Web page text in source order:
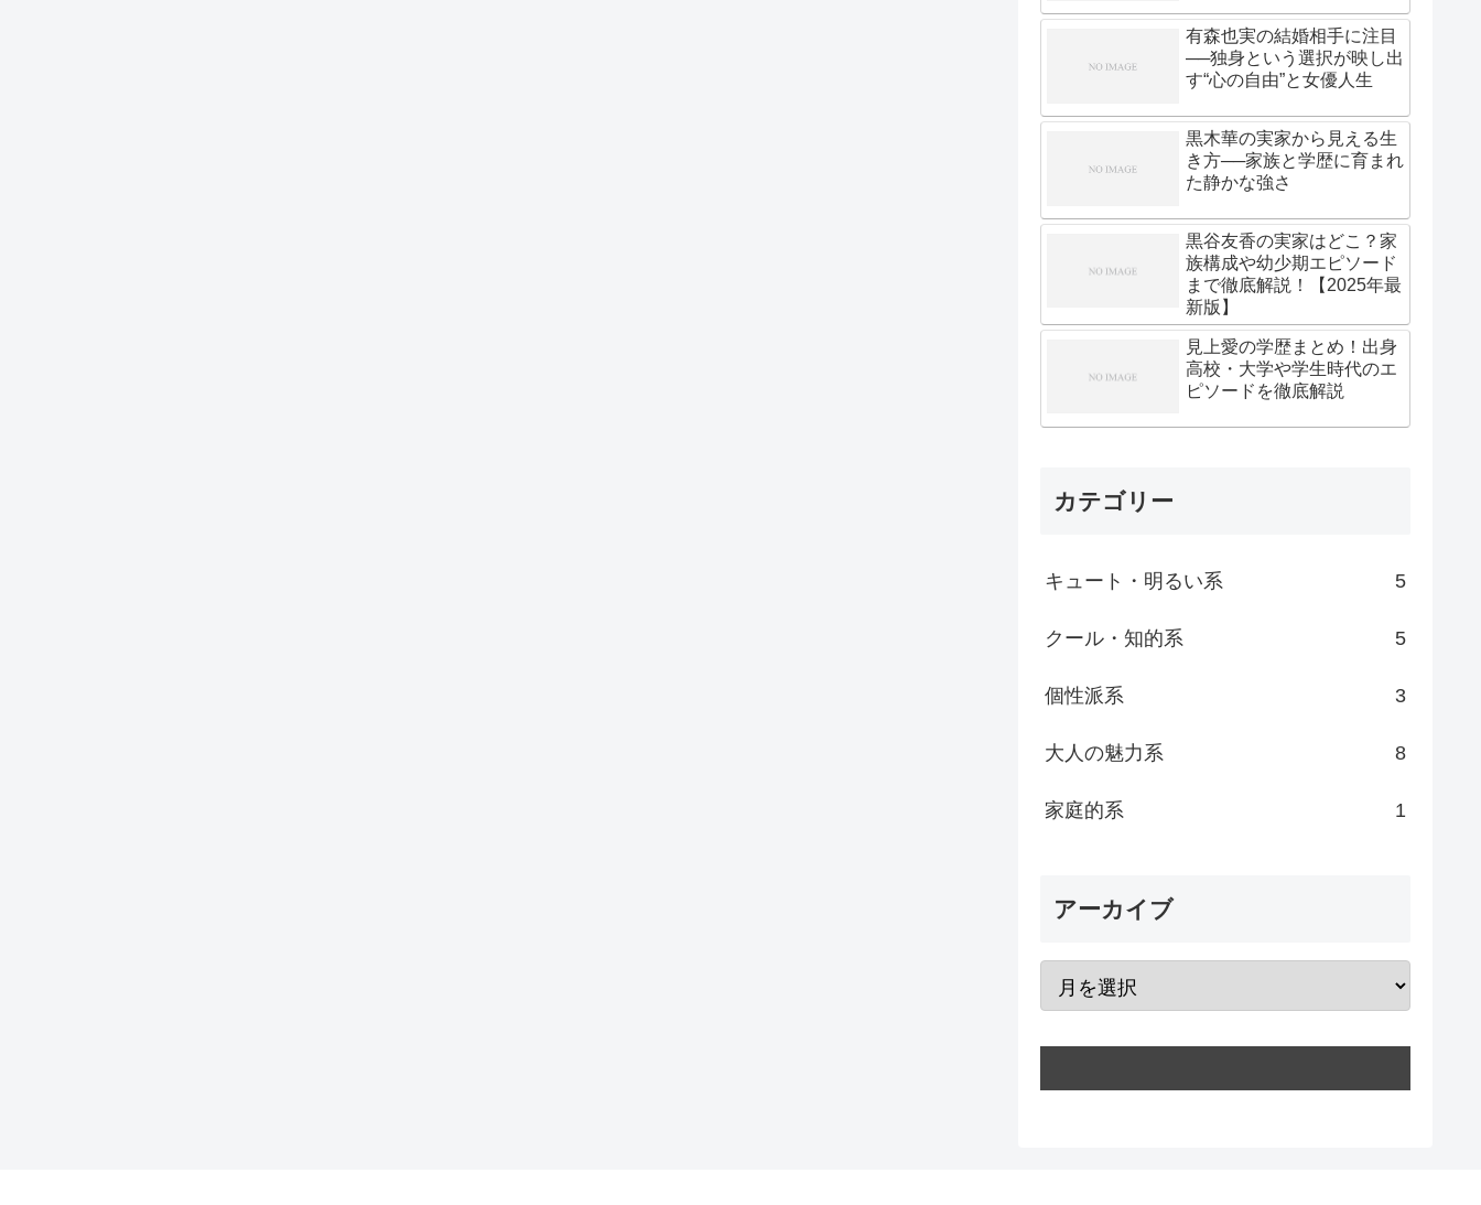
有森也実の結婚相手に注目
──独身という選択が映し出
す“心の自由”と女優人生
黒木華の実家から見える生
き方──家族と学歴に育まれ
た静かな強さ
黒谷友香の実家はどこ？家
族構成や幼少期エピソード
まで徹底解説！【2025年最
新版】
見上愛の学歴まとめ！出身
高校・大学や学生時代のエ
ピソードを徹底解説
カテゴリー
キュート・明るい系 5
クール・知的系 5
個性派系 3
大人の魅力系 8
家庭的系 1
アーカイブ